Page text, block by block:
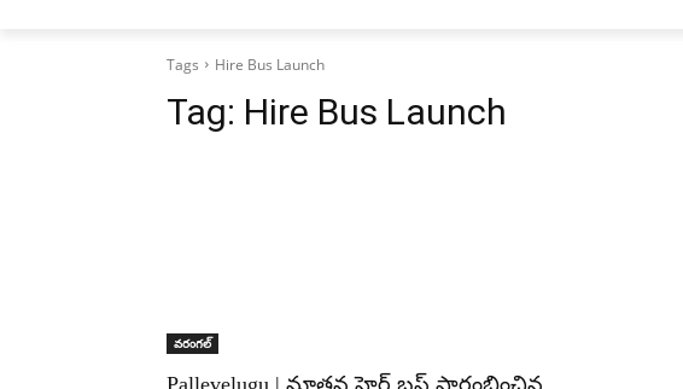
Tags Hire Bus Launch
Tag: Hire Bus Launch
వరంగల్‌
Pallevelugu | నూతన హైర్ బస్ ప్రారంభించిన